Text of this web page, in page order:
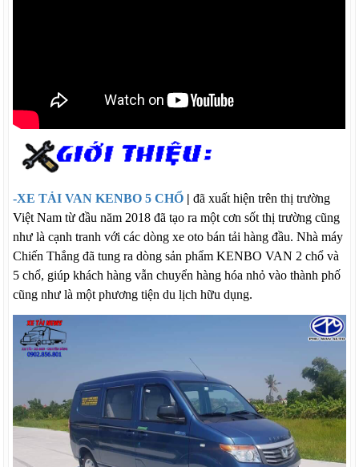
-XE TẢI VAN KENBO 5 CHỔ | đã xuất hiện trên thị trường
Việt Nam từ đầu năm 2018 đã tạo ra một cơn sốt thị trường cũng
như là cạnh tranh với các dòng xe oto bán tải hàng đầu. Nhà máy
Chiến Thắng đã tung ra dòng sản phẩm KENBO VAN 2 chổ và
5 chổ, giúp khách hàng vẫn chuyển hàng hóa nhỏ vào thành phố
cũng như là một phương tiện du lịch hữu dụng.